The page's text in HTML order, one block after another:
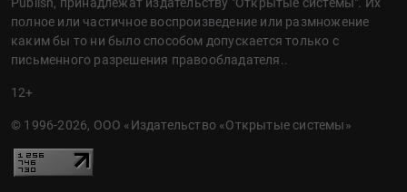
полное или частичное воспроизведение или размножение
каким бы то ни было способом допускается только с
письменного разрешения правообладателя..
12+
© 1996-2026, ООО «Издательство «Открытые системы»